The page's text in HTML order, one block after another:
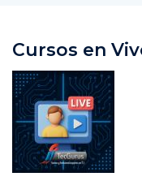
Cursos en Vivo